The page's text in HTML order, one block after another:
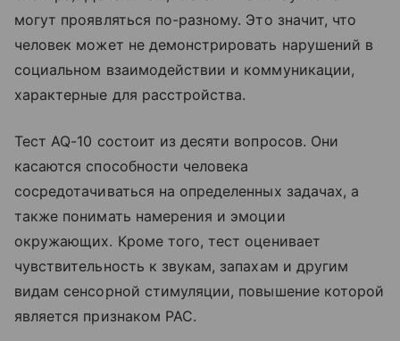
могут проявляться по-разному. Это значит, что
человек может не демонстрировать нарушений в
социальном взаимодействии и коммуникации,
характерные для расстройства.
Тест AQ-10 состоит из десяти вопросов. Они
касаются способности человека
сосредотачиваться на определенных задачах, а
также понимать намерения и эмоции
окружающих. Кроме того, тест оценивает
чувствительность к звукам, запахам и другим
видам сенсорной стимуляции, повышение которой
является признаком РАС.